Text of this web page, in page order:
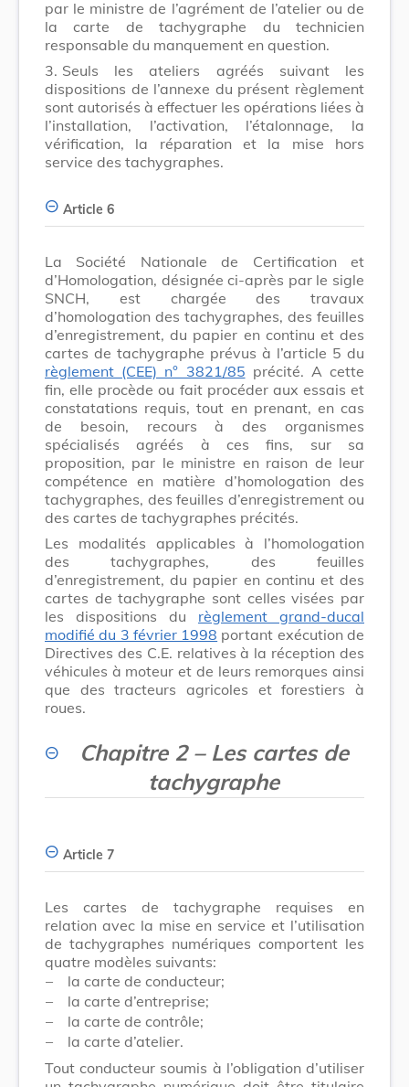
par le ministre de l’agrément de l’atelier ou de
la carte de tachygraphe du technicien
responsable du manquement en question.
3. Seuls les ateliers agréés suivant les
dispositions de l’annexe du présent règlement
sont autorisés à effectuer les opérations liées à
l’installation, l’activation, l’étalonnage, la
vérification, la réparation et la mise hors
service des tachygraphes.
Article 6
La Société Nationale de Certification et
d’Homologation, désignée ci-après par le sigle
SNCH, est chargée des travaux
d’homologation des tachygraphes, des feuilles
d’enregistrement, du papier en continu et des
cartes de tachygraphe prévus à l’article 5 du
règlement (CEE) n° 3821/85 précité. A cette
fin, elle procède ou fait procéder aux essais et
constatations requis, tout en prenant, en cas
de besoin, recours à des organismes
spécialisés agréés à ces fins, sur sa
proposition, par le ministre en raison de leur
compétence en matière d’homologation des
tachygraphes, des feuilles d’enregistrement ou
des cartes de tachygraphes précités.
Les modalités applicables à l’homologation
des tachygraphes, des feuilles
d’enregistrement, du papier en continu et des
cartes de tachygraphe sont celles visées par
les dispositions du règlement grand-ducal
modifié du 3 février 1998 portant exécution de
Directives des C.E. relatives à la réception des
véhicules à moteur et de leurs remorques ainsi
que des tracteurs agricoles et forestiers à
roues.
Chapitre 2 – Les cartes de
tachygraphe
Article 7
Les cartes de tachygraphe requises en
relation avec la mise en service et l’utilisation
de tachygraphes numériques comportent les
quatre modèles suivants:
–
la carte de conducteur;
–
la carte d’entreprise;
–
la carte de contrôle;
–
la carte d’atelier.
Tout conducteur soumis à l’obligation d’utiliser